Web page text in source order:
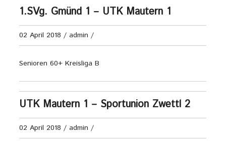
1.SVg. Gmünd 1 – UTK Mautern 1
02 April 2018 / admin /
Senioren 60+ Kreisliga B
UTK Mautern 1 – Sportunion Zwettl 2
02 April 2018 / admin /